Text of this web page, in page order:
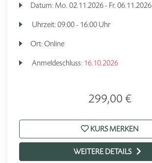
Datum: Mo. 02.11.2026 - Fr. 06.11.2026
Uhrzeit:09:00 - 16:00 Uhr
Ort:Online
Anmeldeschluss: 16.10.2026
299,00 €
KURS MERKEN
WEITERE DETAILS